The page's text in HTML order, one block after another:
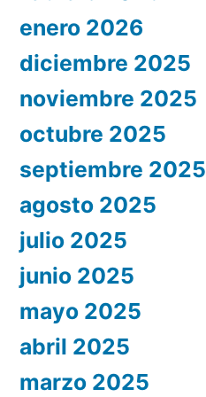
enero 2026
diciembre 2025
noviembre 2025
octubre 2025
septiembre 2025
agosto 2025
julio 2025
junio 2025
mayo 2025
abril 2025
marzo 2025